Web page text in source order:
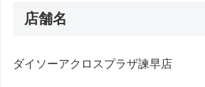
店舗名
ダイソーアクロスプラザ諫早店